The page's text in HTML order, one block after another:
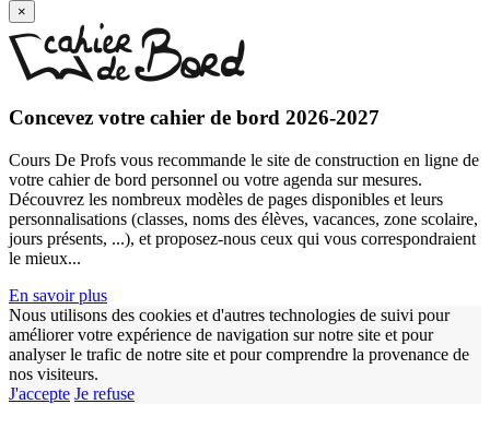
×
Concevez votre cahier de bord 2026-2027
Cours De Profs vous recommande le site de construction en ligne de
votre cahier de bord personnel ou votre agenda sur mesures.
Découvrez les nombreux modèles de pages disponibles et leurs
personnalisations (classes, noms des élèves, vacances, zone scolaire,
jours présents, ...), et proposez-nous ceux qui vous correspondraient
le mieux...
En savoir plus
Nous utilisons des cookies et d'autres technologies de suivi pour
améliorer votre expérience de navigation sur notre site et pour
analyser le trafic de notre site et pour comprendre la provenance de
nos visiteurs.
J'accepte Je refuse